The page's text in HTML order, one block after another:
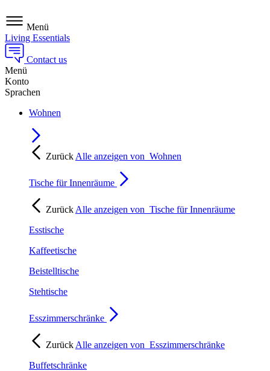
Menü
Living Essentials
Contact us
Menü
Konto
Sprachen
Wohnen
Zurück Alle anzeigen von Wohnen
Tische für Innenräume
Zurück Alle anzeigen von Tische für Innenräume
Esstische
Kaffeetische
Beistelltische
Stehtische
Esszimmerschränke
Zurück Alle anzeigen von Esszimmerschränke
Buffetschränke